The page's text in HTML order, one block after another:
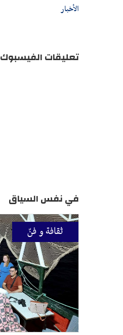
الأخبار
تعليقات الفيسبوك
في نفس السياق
ثقافة و فنّ